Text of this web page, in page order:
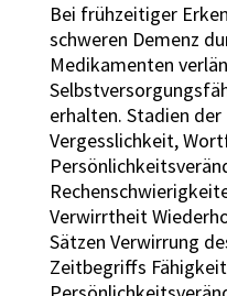
Bei frühzeitiger
schweren Demenz
Medikamenten
erhalten. Stadien der
Vergesslichkeit,
Verwirrtheit
Sätzen Verwirrung
Zeitbegriffs